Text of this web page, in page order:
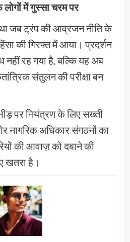
में गुस्सा चरम पर
था जब ट्रंप की आव्रजन नीति के
की गिरफ्त में आया। प्रदर्शन
नहीं रह गया है, बल्कि यह अब
संतुलन की परीक्षा बन
पर नियंत्रण के लिए सख्ती
नागरिक अधिकार संगठनों का
की आवाज़ को दबाने की
खतरा है।